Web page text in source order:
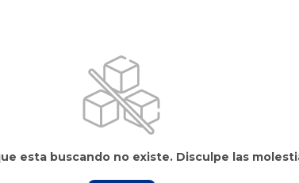
esta buscando no existe. Disculpe las